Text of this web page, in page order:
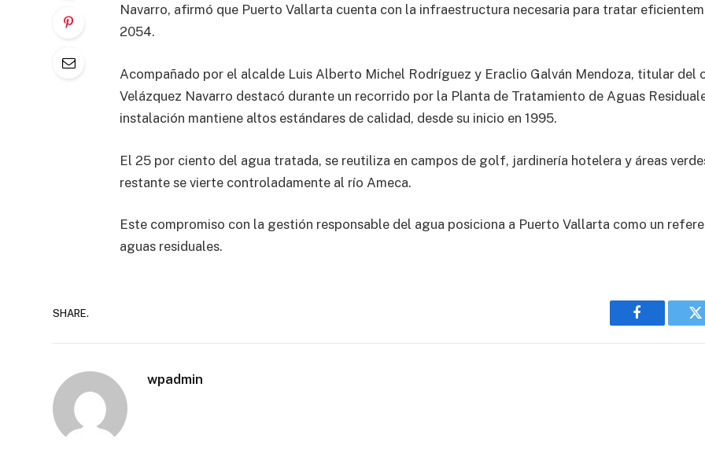
Navarro, afirmó que Puerto Vallarta cuenta con la infraestructura necesaria para tratar
2054.
Acompañado por el alcalde Luis Alberto Michel Rodríguez y Eraclio Galván Mendoza, titular del
Velázquez Navarro destacó durante un recorrido por la Planta de Tratamiento de Aguas
instalación mantiene altos estándares de calidad, desde su inicio en 1995.
El 25 por ciento del agua tratada, se reutiliza en campos de golf, jardinería hotelera y áreas
restante se vierte controladamente al río Ameca.
Este compromiso con la gestión responsable del agua posiciona a Puerto Vallarta como un
aguas residuales.
SHARE.
Facebook
wpadmin